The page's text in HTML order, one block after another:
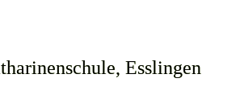
Esslingen